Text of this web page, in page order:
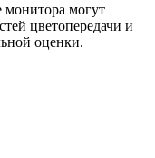
монитора могут
цветопередачи и
оценки.